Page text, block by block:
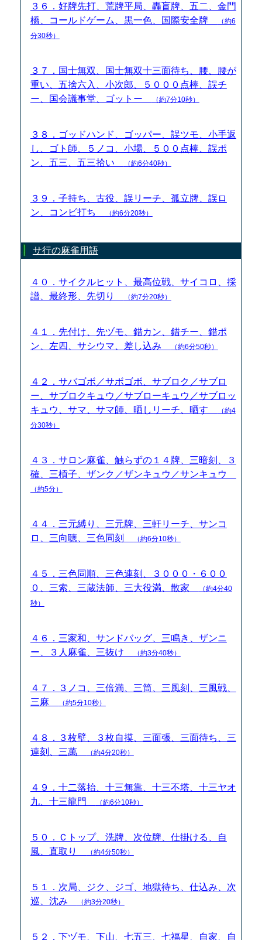
３６．好牌先打、荒牌平局、轟盲牌、五二、金門
橋、コールドゲーム、黒一色、国際安全牌
（約6
分30秒）
３７．国士無双、国士無双十三面待ち、腰、腰が
重い、五捨六入、小次郎、５０００点棒、誤チ
ー、国会議事堂、ゴットー
（約7分10秒）
３８．ゴッドハンド、ゴッパー、誤ツモ、小手返
し、ゴト師、５ノコ、小場、５００点棒、誤ポ
ン、五三、五三拾い
（約6分40秒）
３９．子持ち、古役、誤リーチ、孤立牌、誤ロ
ン、コンビ打ち
（約6分20秒）
サ行の麻雀用語
４０．サイクルヒット、最高位戦、サイコロ、採
譜、最終形、先切り
（約7分20秒）
４１．先付け、先ヅモ、錯カン、錯チー、錯ポ
ン、左四、サシウマ、差し込み
（約6分50秒）
４２．サバゴボ／サボゴボ、サブロク／サブロ
ー、サブロクキュウ／サブローキュウ／サブロッ
キュウ、サマ、サマ師、晒しリーチ、晒す
（約4
分30秒）
４３．サロン麻雀、触らずの１４牌、三暗刻、３
確、三槓子、ザンク／ザンキュウ／サンキュウ
（約5分）
４４．三元縛り、三元牌、三軒リーチ、サンコ
ロ、三向聴、三色同刻
（約6分10秒）
４５．三色同順、三色連刻、３０００・６００
０、三索、三蔵法師、三大役満、散家
（約4分40
秒）
４６．三家和、サンドバッグ、三鳴き、ザンニ
ー、３人麻雀、三抜け
（約3分40秒）
４７．３ノコ、三倍満、三筒、三風刻、三風戦、
三麻
（約5分10秒）
４８．３枚壁、３枚自摸、三面張、三面待ち、三
連刻、三萬
（約4分20秒）
４９．十二落抬、十三無靠、十三不塔、十三ヤオ
九、十三龍門
（約6分10秒）
５０．Ｃトップ、洗牌、次位牌、仕掛ける、自
風、直取り
（約4分50秒）
５１．次局、ジク、ジゴ、地獄待ち、仕込み、次
巡、沈み
（約3分20秒）
５２．下ヅモ、下山、七五三、七福星、自家、自